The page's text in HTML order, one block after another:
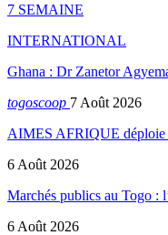
7 SEMAINE
INTERNATIONAL
Ghana : Dr Zanetor
togoscoop 7 Août 2026
AIMES AFRIQUE déploie
6 Août 2026
Marchés publics au Togo :
6 Août 2026